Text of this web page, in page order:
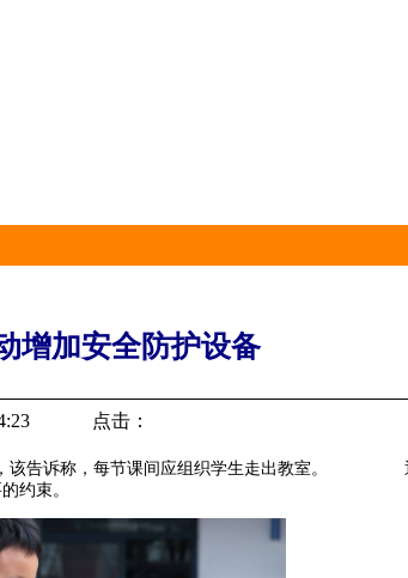
增加安全防护设备
04:23 点击：
，该告诉称，每节课间应组织学生走出教室。
要的约束。